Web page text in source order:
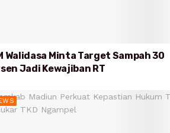
Walidasa Minta Target Sampah 30
Jadi Kewajiban RT